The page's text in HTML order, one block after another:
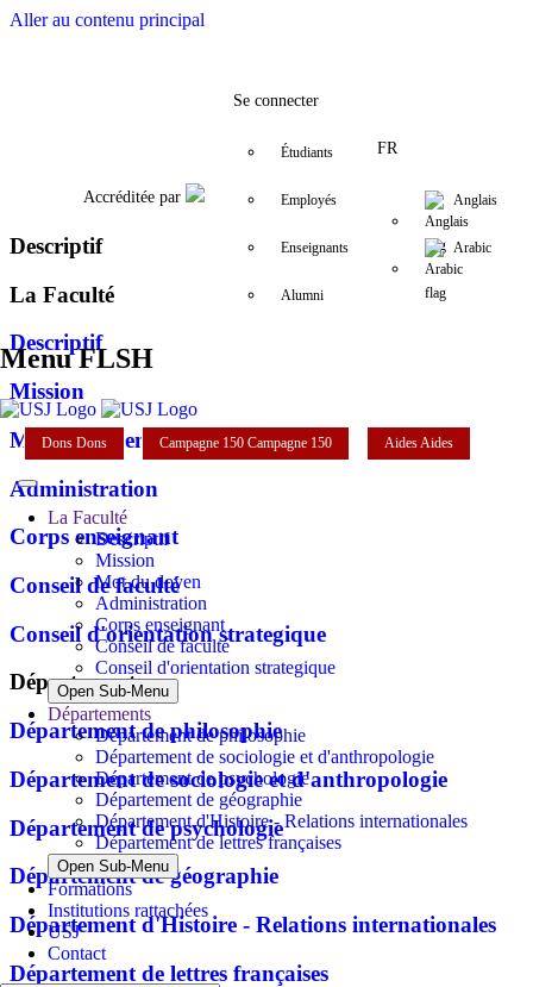
Aller au contenu principal
FacebookTwitter
Accréditée par
Se connecter
Étudiants
Employés
Enseignants
Alumni
FR
Anglais
Arabic
Menu FLSH
Dons Dons Campagne 150 Campagne 150 AidesAides
La Faculté
Descriptif
Mission
Mot du doyen
Administration
Corps enseignant
Conseil de faculté
Conseil d'orientation strategique
Open Sub-Menu
Départements
Département de philosophie
Département de sociologie et d'anthropologie
Département de psychologie
Département de géographie
Département d'Histoire - Relations internationales
Département de lettres françaises
Open Sub-Menu
Formations
Institutions rattachées
USJ
Contact
Descriptif
La Faculté
Descriptif
Mission
Mot du doyen
Administration
Corps enseignant
Conseil de faculté
Conseil d'orientation strategique
Départements
Département de philosophie
Département de sociologie et d'anthropologie
Département de psychologie
Département de géographie
Département d'Histoire - Relations internationales
Département de lettres françaises